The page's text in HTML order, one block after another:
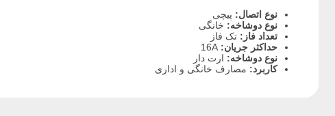
نوع اتصال: پیچی
نوع دوشاخه: خانگی
تعداد فاز: تک فاز
حداکثر جریان: 16A
نوع دوشاخه: ارت دار
کاربرد: مصارف خانگی و اداری